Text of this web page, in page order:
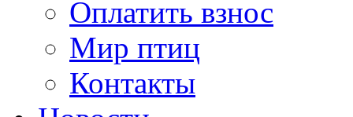
Оплатить взнос
Мир птиц
Контакты